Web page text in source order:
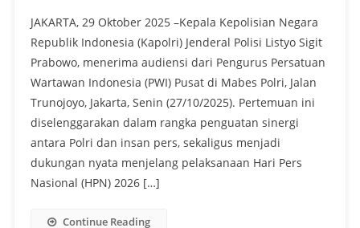
JAKARTA, 29 Oktober 2025 –Kepala Kepolisian Negara
Republik Indonesia (Kapolri) Jenderal Polisi Listyo Sigit
Prabowo, menerima audiensi dari Pengurus Persatuan
Wartawan Indonesia (PWI) Pusat di Mabes Polri, Jalan
Trunojoyo, Jakarta, Senin (27/10/2025). Pertemuan ini
diselenggarakan dalam rangka penguatan sinergi
antara Polri dan insan pers, sekaligus menjadi
dukungan nyata menjelang pelaksanaan Hari Pers
Nasional (HPN) 2026 […]
Continue Reading